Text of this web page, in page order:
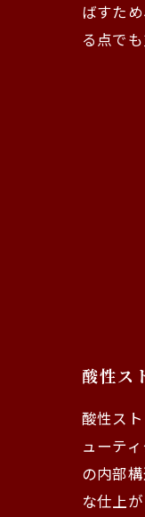
ばすた
る点で
酸性ス
酸性ス
ューテ
の内部
な仕上